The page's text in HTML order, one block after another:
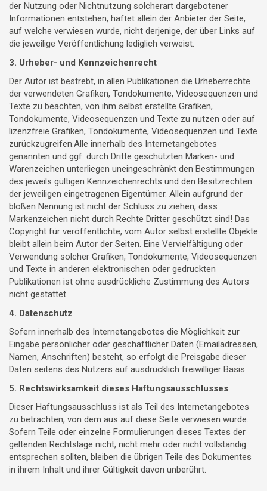
der Nutzung oder Nichtnutzung solcherart dargebotener
Informationen entstehen, haftet allein der Anbieter der Seite,
auf welche verwiesen wurde, nicht derjenige, der über Links auf
die jeweilige Veröffentlichung lediglich verweist.
3. Urheber- und Kennzeichenrecht
Der Autor ist bestrebt, in allen Publikationen die Urheberrechte
der verwendeten Grafiken, Tondokumente, Videosequenzen und
Texte zu beachten, von ihm selbst erstellte Grafiken,
Tondokumente, Videosequenzen und Texte zu nutzen oder auf
lizenzfreie Grafiken, Tondokumente, Videosequenzen und Texte
zurückzugreifen.Alle innerhalb des Internetangebotes
genannten und ggf. durch Dritte geschützten Marken- und
Warenzeichen unterliegen uneingeschränkt den Bestimmungen
des jeweils gültigen Kennzeichenrechts und den Besitzrechten
der jeweiligen eingetragenen Eigentümer. Allein aufgrund der
bloßen Nennung ist nicht der Schluss zu ziehen, dass
Markenzeichen nicht durch Rechte Dritter geschützt sind! Das
Copyright für veröffentlichte, vom Autor selbst erstellte Objekte
bleibt allein beim Autor der Seiten. Eine Vervielfältigung oder
Verwendung solcher Grafiken, Tondokumente, Videosequenzen
und Texte in anderen elektronischen oder gedruckten
Publikationen ist ohne ausdrückliche Zustimmung des Autors
nicht gestattet.
4. Datenschutz
Sofern innerhalb des Internetangebotes die Möglichkeit zur
Eingabe persönlicher oder geschäftlicher Daten (Emailadressen,
Namen, Anschriften) besteht, so erfolgt die Preisgabe dieser
Daten seitens des Nutzers auf ausdrücklich freiwilliger Basis.
5. Rechtswirksamkeit dieses Haftungsausschlusses
Dieser Haftungsausschluss ist als Teil des Internetangebotes
zu betrachten, von dem aus auf diese Seite verwiesen wurde.
Sofern Teile oder einzelne Formulierungen dieses Textes der
geltenden Rechtslage nicht, nicht mehr oder nicht vollständig
entsprechen sollten, bleiben die übrigen Teile des Dokumentes
in ihrem Inhalt und ihrer Gültigkeit davon unberührt.